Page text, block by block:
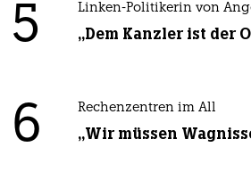
5 Linken-Politikerin von
„Dem Kanzler ist der
6 Rechenzentren im All
„Wir müssen